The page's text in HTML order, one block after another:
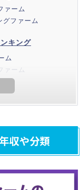
ァーム
グファーム
キング
ム
ァーム
収や分類